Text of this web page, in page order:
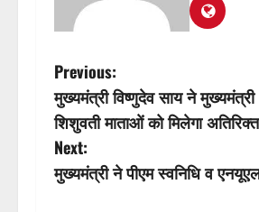
P
o
s
t
Previous:
मुख्यमंत्री विष्णुदेव साय ने
शिशुवती माताओं को मिलेगा
Next:
मुख्यमंत्री ने पीएम स्वनिधि व